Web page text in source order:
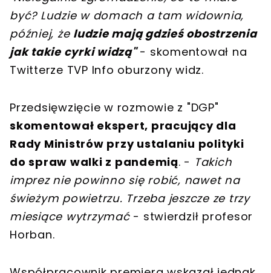
być? Ludzie w domach a tam widownia,
później, że ludzie mają gdzieś obostrzenia
jak takie cyrki widzą"- skomentował na
Twitterze TVP Info oburzony widz.
Przedsięwzięcie w rozmowie z "DGP"
skomentował ekspert, pracujący dla
Rady Ministrów przy ustalaniu polityki
do spraw walki z pandemią. - Takich
imprez nie powinno się robić, nawet na
świeżym powietrzu. Trzeba jeszcze ze trzy
miesiące wytrzymać- stwierdził profesor
Horban.